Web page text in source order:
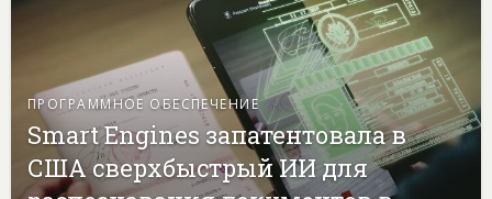
ПРОГРАММНОЕ ОБЕСПЕЧЕНИЕ
Smart Engines запатентовала в
США сверхбыстрый ИИ для